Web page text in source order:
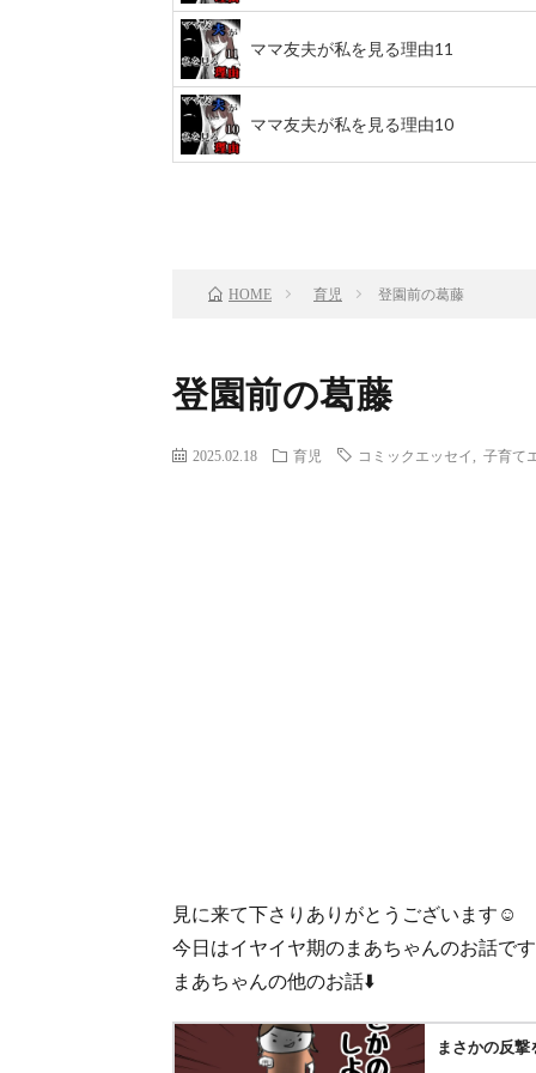
ママ友夫が私を見る理由11
ママ友夫が私を見る理由10
HOME 育児 登園前の葛藤
登園前の葛藤
2025.02.18 育児 コミックエッセイ 子育て
見に来て下さりありがとうございます☺️
今日はイヤイヤ期のまあちゃんのお話です
まあちゃんの他のお話⬇️